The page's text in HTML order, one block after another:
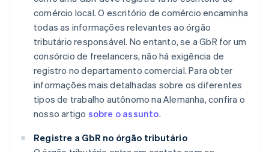
comércio local. O escritório de comércio encaminha
todas as informações relevantes ao órgão
tributário responsável. No entanto, se a GbR for um
consórcio de freelancers, não há exigência de
registro no departamento comercial. Para obter
informações mais detalhadas sobre os diferentes
tipos de trabalho autônomo na Alemanha, confira o
nosso artigo sobre o assunto.
Registre a GbR no órgão tributário